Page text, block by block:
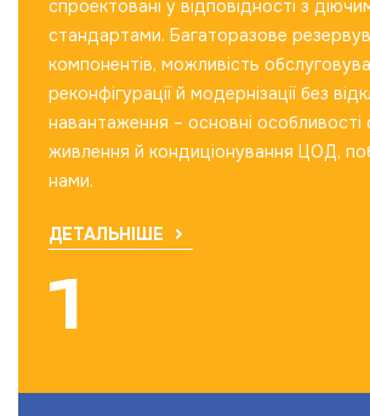
спроектовані у відповідності з
стандартами. Багаторазове
компонентів, можливість
реконфігурації й модернізації без
навантаження – основні особливості
живлення й кондиціонування ЦОД,
нами.
ДЕТАЛЬНІШЕ